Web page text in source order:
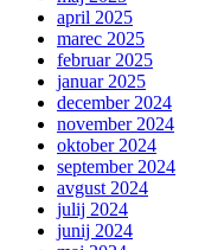
april 2025
marec 2025
februar 2025
januar 2025
december 2024
november 2024
oktober 2024
september 2024
avgust 2024
julij 2024
junij 2024